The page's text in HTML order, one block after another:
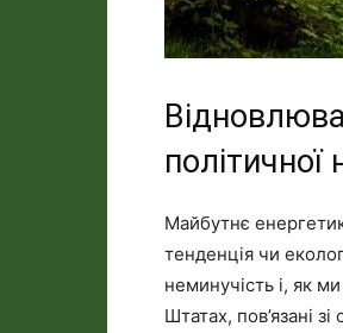
політичної
Майбутнє
тенденція чи
неминучість і, як
Штатах, пов’язані